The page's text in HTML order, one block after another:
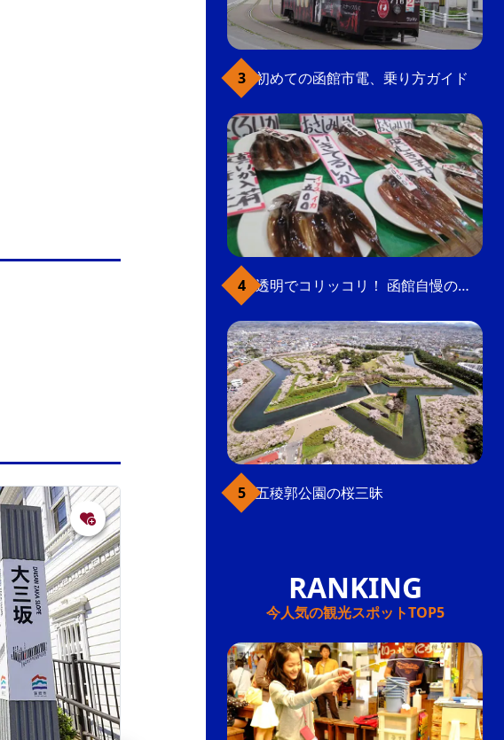
ベイエリア
初めての函館市電、乗り方ガイド
透明でコリッコリ！ 函館自慢のいかをどうぞ
五稜郭公園の桜三昧
今人気の観光スポットTOP5